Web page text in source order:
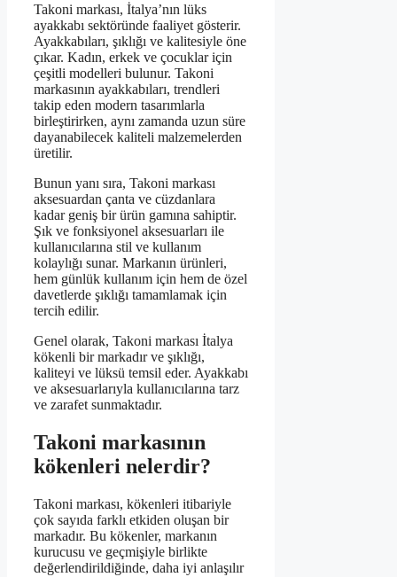
Takoni markası, İtalya’nın lüks
ayakkabı sektöründe faaliyet gösterir.
Ayakkabıları, şıklığı ve kalitesiyle öne
çıkar. Kadın, erkek ve çocuklar için
çeşitli modelleri bulunur. Takoni
markasının ayakkabıları, trendleri
takip eden modern tasarımlarla
birleştirirken, aynı zamanda uzun süre
dayanabilecek kaliteli malzemelerden
üretilir.
Bunun yanı sıra, Takoni markası
aksesuardan çanta ve cüzdanlara
kadar geniş bir ürün gamına sahiptir.
Şık ve fonksiyonel aksesuarları ile
kullanıcılarına stil ve kullanım
kolaylığı sunar. Markanın ürünleri,
hem günlük kullanım için hem de özel
davetlerde şıklığı tamamlamak için
tercih edilir.
Genel olarak, Takoni markası İtalya
kökenli bir markadır ve şıklığı,
kaliteyi ve lüksü temsil eder. Ayakkabı
ve aksesuarlarıyla kullanıcılarına tarz
ve zarafet sunmaktadır.
Takoni markasının
kökenleri nelerdir?
Takoni markası, kökenleri itibariyle
çok sayıda farklı etkiden oluşan bir
markadır. Bu kökenler, markanın
kurucusu ve geçmişiyle birlikte
değerlendirildiğinde, daha iyi anlaşılır